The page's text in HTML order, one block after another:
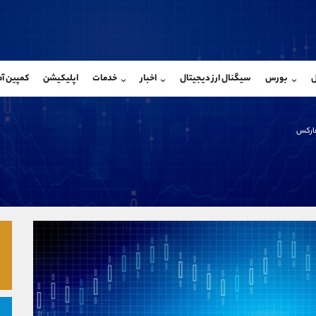
بورس سیگنال ارز دیجیتال اخبار خدمات اپلیکیشن کمپین
فارکس
تلگرام